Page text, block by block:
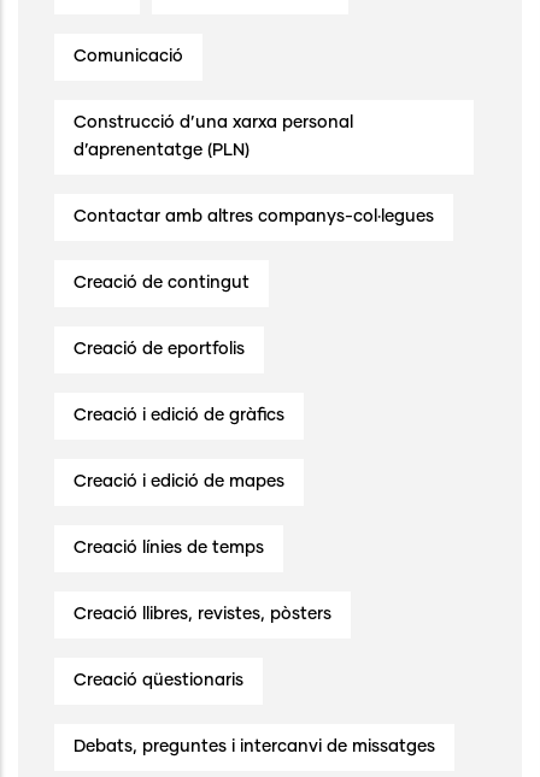
Comunicació
Construcció d’una xarxa personal
d’aprenentatge (PLN)
Contactar amb altres companys-col·legues
Creació de contingut
Creació de eportfolis
Creació i edició de gràfics
Creació i edició de mapes
Creació línies de temps
Creació llibres, revistes, pòsters
Creació qüestionaris
Debats, preguntes i intercanvi de missatges